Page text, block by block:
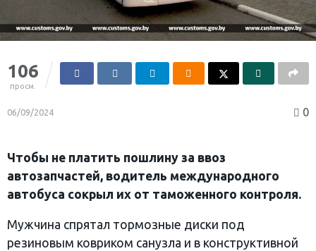
106
просм.
06/09/2024 0
Чтобы не платить пошлину за ввоз
автозапчастей, водитель международного
автобуса сокрыл их от таможенного контроля.
Мужчина спрятал тормозные диски под
резиновым ковриком санузла и в конструктивной